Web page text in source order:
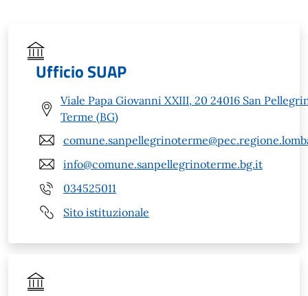
Ufficio SUAP
Viale Papa Giovanni XXIII, 20 24016 San
Terme (BG)
info@comune.sanpellegrinoterme.bg.it
034525011
Sito istituzionale